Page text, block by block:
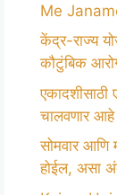
Me
केंद्र-राज्य
कौटुंबिक
चालवणार आहे
सोमवार आणि
होईल, असा